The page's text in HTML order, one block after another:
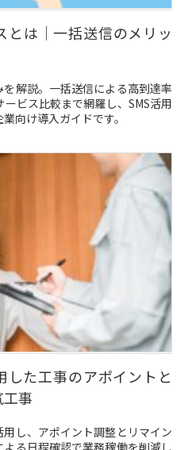
とは｜一括送信のメリッ
解説。一括送信による高到達率
ビス比較まで網羅し、SMS活用
向け導入ガイドです。
した工事のアポイントと
事
し、アポイント調整とリマイン